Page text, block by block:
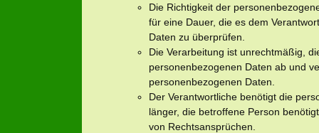
Die Richtigkeit der
für eine Dauer, die es dem
Daten zu überprüfen.
Die Verarbeitung ist unrechtmäßig,
personenbezogenen Daten ab und
personenbezogenen Daten.
Der Verantwortliche benötigt die
länger, die betroffene Person
von Rechtsansprüchen.